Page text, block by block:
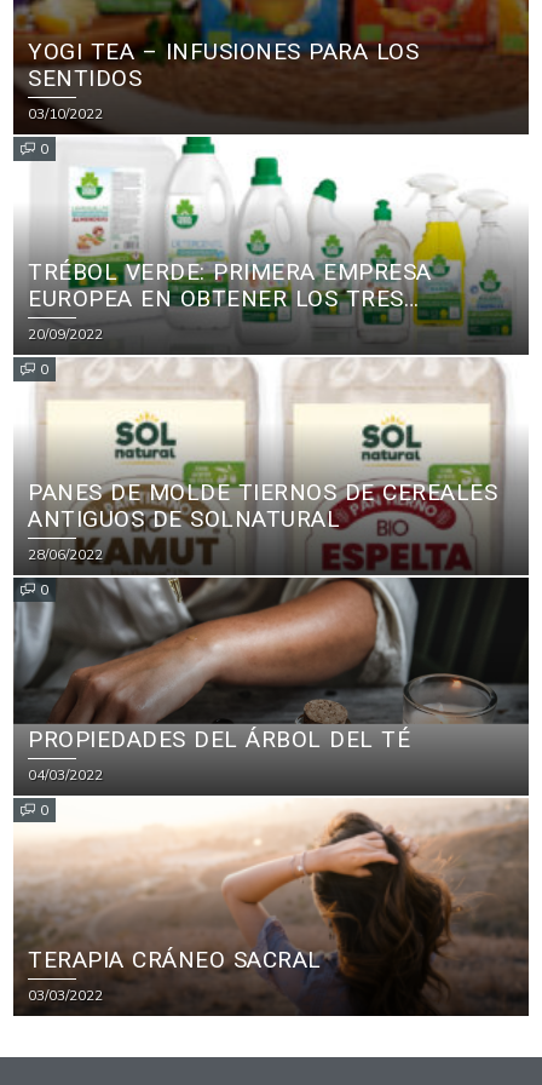
YOGI TEA – INFUSIONES PARA LOS
SENTIDOS
03/10/2022
0
TRÉBOL VERDE: PRIMERA EMPRESA
EUROPEA EN OBTENER LOS TRES
PRINCIPALES CERTIFICADOS ECOLÓGICOS
PARA PRODUCTOS DE LIMPIEZA
20/09/2022
0
PANES DE MOLDE TIERNOS DE CEREALES
ANTIGUOS DE SOLNATURAL
28/06/2022
0
PROPIEDADES DEL ÁRBOL DEL TÉ
04/03/2022
0
TERAPIA CRÁNEO SACRAL
03/03/2022